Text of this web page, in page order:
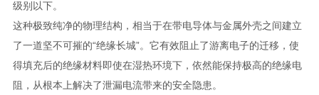
级别以下。
这种极致纯净的物理结构，相当于在带电导体与金属外壳之间建立
了一道坚不可摧的“绝缘长城”。它有效阻止了游离电子的迁移，使
得填充后的绝缘材料即使在湿热环境下，依然能保持极高的绝缘电
阻，从根本上解决了泄漏电流带来的安全隐患。